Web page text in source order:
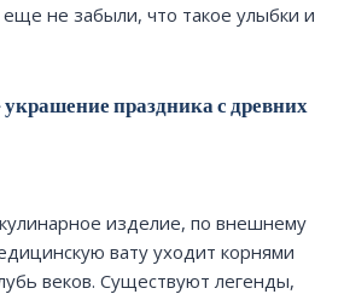
не забыли, что такое улыбки и
праздника с древних
изделие, по внешнему
вату уходит корнями
веков. Существуют легенды,